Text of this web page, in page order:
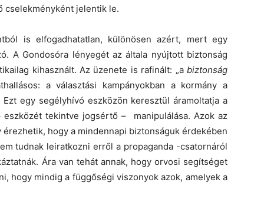
cselekményként jelentik le.
is elfogadhatatlan, különösen azért, mert egy
A Gondosóra lényegét az általa nyújtott biztonság
kihasznált. Az üzenete is rafinált: „abiztonság
a választási kampányokban a kormány a
egy segélyhívó eszközön keresztül áramoltatja a
tekintve jogsértő – manipulálása. Azok az
hogy a mindennapi biztonságuk érdekében
tudnak leiratkozni erről a propaganda -csatornáról
Ára van tehát annak, hogy orvosi segítséget
hogy mindig a függőségi viszonyok azok, amelyek a